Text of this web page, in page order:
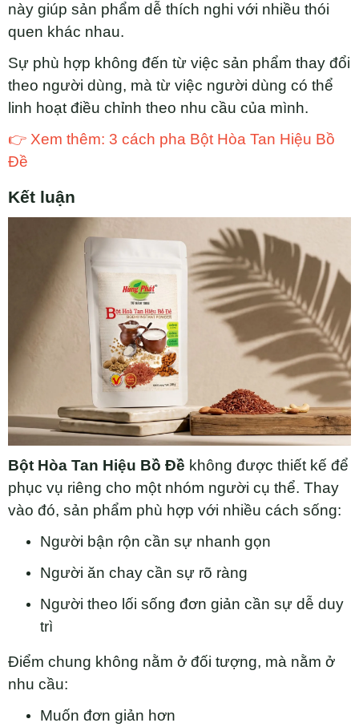
này giúp sản phẩm dễ thích nghi với nhiều thói
quen khác nhau.
Sự phù hợp không đến từ việc sản phẩm thay đổi
theo người dùng, mà từ việc người dùng có thể
linh hoạt điều chỉnh theo nhu cầu của mình.
👉 Xem thêm: 3 cách pha Bột Hòa Tan Hiệu Bồ
Đề
Kết luận
Bột Hòa Tan Hiệu Bồ Đề không được thiết kế để
phục vụ riêng cho một nhóm người cụ thể. Thay
vào đó, sản phẩm phù hợp với nhiều cách sống:
Người bận rộn cần sự nhanh gọn
Người ăn chay cần sự rõ ràng
Người theo lối sống đơn giản cần sự dễ duy
trì
Điểm chung không nằm ở đối tượng, mà nằm ở
nhu cầu:
Muốn đơn giản hơn